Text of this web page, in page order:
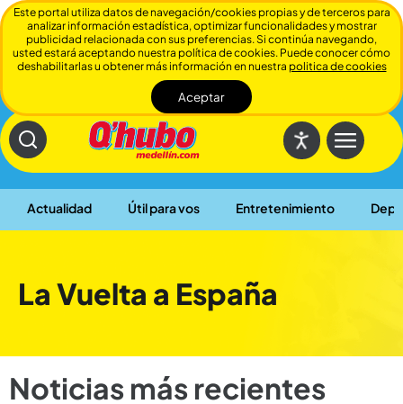
Actualidad Útil para vos Entretenimiento
Cerrar
La Vuelta a España
Noticias más recientes
Este portal utiliza datos de navegación/cookies propias y de terceros para
analizar información estadística, optimizar funcionalidades y mostrar
publicidad relacionada con sus preferencias. Si continúa navegando,
usted estará aceptando nuestra política de cookies. Puede conocer cómo
deshabilitarlas u obtener más información en nuestra politica de cookies
Aceptar